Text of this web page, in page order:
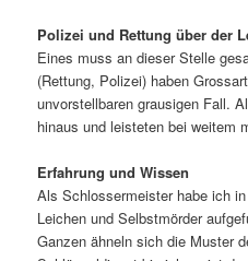
Polizei und Rettung über der
Eines muss an dieser Stelle
(Rettung, Polizei) haben
unvorstellbaren grausigen Fall.
hinaus und leisteten bei weitem
Erfahrung und Wissen
Als Schlossermeister habe ich
Leichen und Selbstmörder
Ganzen ähneln sich die Muster